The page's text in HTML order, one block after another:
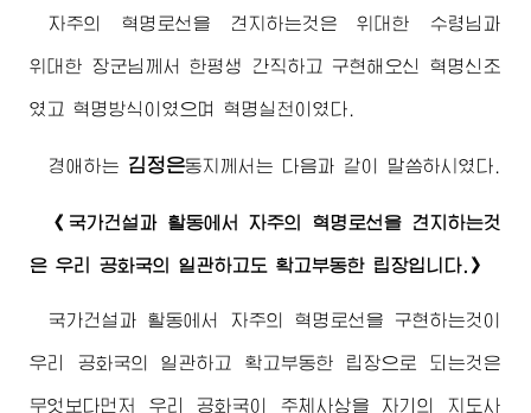
자주의 혁명로선을 견지하는것은위대한 수령님 과
위대한 장군님 께서 한평생 간직하고 구현해오신 혁명신조
였고 혁명방식이였으며 혁명실천이였다.
경애하는 김정은동지 께서는 다음과 같이 말씀하시였다.
《국가건설과 활동에서 자주의 혁명로선을 견지하는것
은 우리 공화국의 일관하고도 확고부동한 립장입니다.》
국가건설과 활동에서 자주의 혁명로선을 구현하는것이
우리 공화국의 일관하고 확고부동한 립장으로 되는것은
무엇보다먼저 우리 공화국이 주체사상을 자기의 지도사